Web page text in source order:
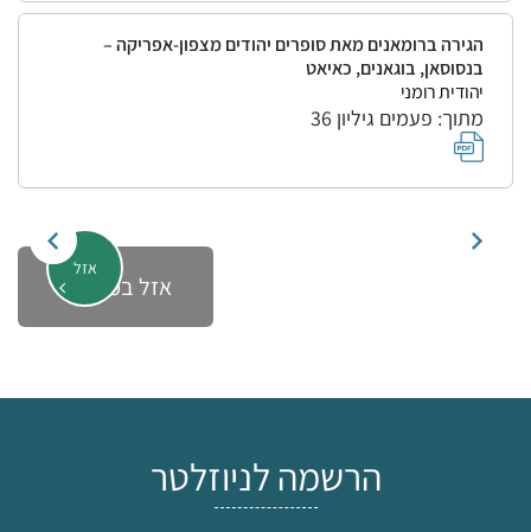
הגירה ברומאנים מאת סופרים יהודים מצפון-אפריקה –
בנסוסאן, בוגאנים, כאיאט
יהודית רומני
מתוך: פעמים גיליון 36
אזל
אזל במלאי
הרשמה לניוזלטר